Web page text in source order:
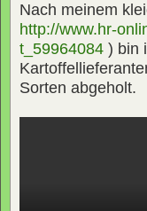
Nach meinem
http://www.hr-
t_59964084 ) bin
Sorten abgeholt.